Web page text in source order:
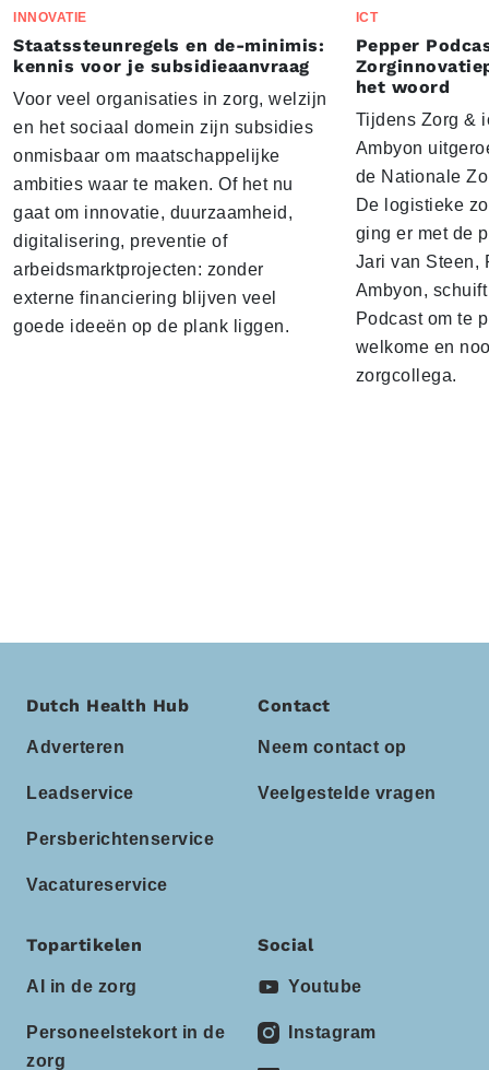
INNOVATIE
Staatssteunregels en de-minimis:
kennis voor je subsidieaanvraag
Voor veel organisaties in zorg, welzijn
en het sociaal domein zijn subsidies
onmisbaar om maatschappelijke
ambities waar te maken. Of het nu
gaat om innovatie, duurzaamheid,
digitalisering, preventie of
arbeidsmarktprojecten: zonder
externe financiering blijven veel
goede ideeën op de plank liggen.
ICT
Pepper
het woord
Tijdens Zorg &
Ambyon
de Nationale
De logistieke
ging er met de
Jari van Steen,
Ambyon,
Podcast om te
welkome en
zorgcollega.
Dutch Health Hub
Adverteren
Leadservice
Persberichtenservice
Vacatureservice
Contact
Neem contact op
Veelgestelde vragen
Topartikelen
AI in de zorg
Personeelstekort in de
zorg
Social
Youtube
Instagram